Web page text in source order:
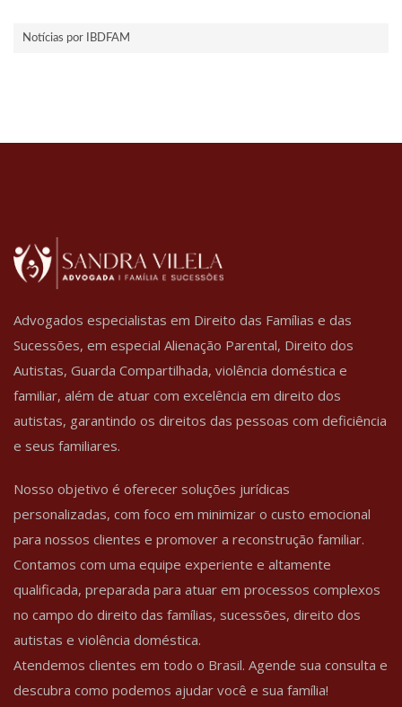
Notícias por IBDFAM
Advogados especialistas em Direito das Famílias e das
Sucessões, em especial Alienação Parental, Direito dos
Autistas, Guarda Compartilhada, violência doméstica e
familiar, além de atuar com excelência em direito dos
autistas, garantindo os direitos das pessoas com deficiência
e seus familiares.
Nosso objetivo é oferecer soluções jurídicas
personalizadas, com foco em minimizar o custo emocional
para nossos clientes e promover a reconstrução familiar.
Contamos com uma equipe experiente e altamente
qualificada, preparada para atuar em processos complexos
no campo do direito das famílias, sucessões, direito dos
autistas e violência doméstica.
Atendemos clientes em todo o Brasil. Agende sua consulta e
descubra como podemos ajudar você e sua família!